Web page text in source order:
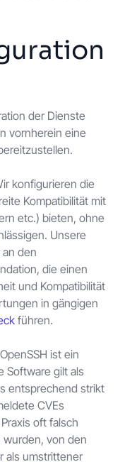
der Dienste
vornherein eine
konfigurieren die
Kompatibilität mit
etc.) bieten, ohne
Unsere
den
die einen
und Kompatibilität
in gängigen
führen.
ist ein
Software gilt als
entsprechend strikt
CVEs
oft falsch
wurden, von den
als umstrittener